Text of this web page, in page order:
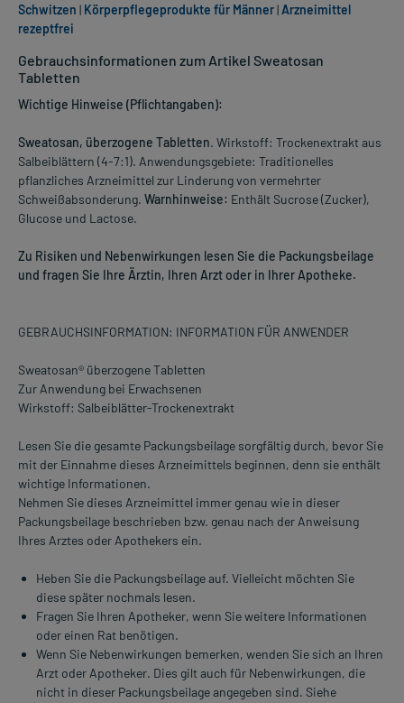
Gebrauchsinformationen zum Artikel Sweatosan
Tabletten
Wichtige Hinweise (Pflichtangaben):
Sweatosan, überzogene Tabletten. Wirkstoff: Trockenextrakt aus
Salbeiblättern (4-7:1). Anwendungsgebiete: Traditionelles
pflanzliches Arzneimittel zur Linderung von vermehrter
Schweißabsonderung. Warnhinweise: Enthält Sucrose (Zucker),
Glucose und Lactose.
Zu Risiken und Nebenwirkungen lesen Sie die Packungsbeilage
und fragen Sie Ihre Ärztin, Ihren Arzt oder in Ihrer Apotheke.
GEBRAUCHSINFORMATION: INFORMATION FÜR ANWENDER
Sweatosan® überzogene Tabletten
Zur Anwendung bei Erwachsenen
Wirkstoff: Salbeiblätter-Trockenextrakt
Lesen Sie die gesamte Packungsbeilage sorgfältig durch, bevor Sie
mit der Einnahme dieses Arzneimittels beginnen, denn sie enthält
wichtige Informationen.
Nehmen Sie dieses Arzneimittel immer genau wie in dieser
Packungsbeilage beschrieben bzw. genau nach der Anweisung
Ihres Arztes oder Apothekers ein.
Heben Sie die Packungsbeilage auf. Vielleicht möchten Sie
diese später nochmals lesen.
Fragen Sie Ihren Apotheker, wenn Sie weitere Informationen
oder einen Rat benötigen.
Wenn Sie Nebenwirkungen bemerken, wenden Sie sich an Ihren
Arzt oder Apotheker. Dies gilt auch für Nebenwirkungen, die
nicht in dieser Packungsbeilage angegeben sind. Siehe
Schwitzen | Körperpflegeprodukte für Männer|Arzneimittel
rezeptfrei